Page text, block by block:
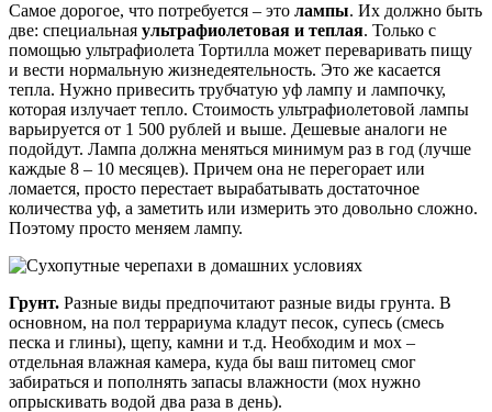
Самое дорогое, что потребуется – это лампы. Их должно быть
две: специальная ультрафиолетовая и теплая. Только с
помощью ультрафиолета Тортилла может переваривать пищу
и вести нормальную жизнедеятельность. Это же касается
тепла. Нужно привесить трубчатую уф лампу и лампочку,
которая излучает тепло. Стоимость ультрафиолетовой лампы
варьируется от 1 500 рублей и выше. Дешевые аналоги не
подойдут. Лампа должна меняться минимум раз в год (лучше
каждые 8 – 10 месяцев). Причем она не перегорает или
ломается, просто перестает вырабатывать достаточное
количества уф, а заметить или измерить это довольно сложно.
Поэтому просто меняем лампу.
Грунт. Разные виды предпочитают разные виды грунта. В
основном, на пол террариума кладут песок, супесь (смесь
песка и глины), щепу, камни и т.д. Необходим и мох –
отдельная влажная камера, куда бы ваш питомец смог
забираться и пополнять запасы влажности (мох нужно
опрыскивать водой два раза в день).